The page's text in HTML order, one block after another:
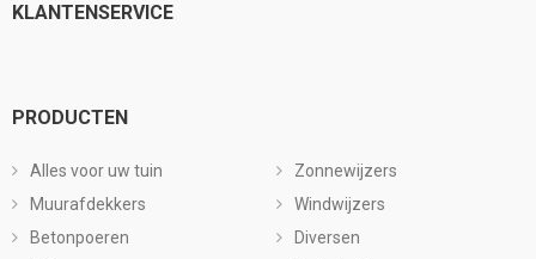
KLANTENSERVICE
PRODUCTEN
Alles voor uw tuin
Muurafdekkers
Betonpoeren
Zonnewijzers
Windwijzers
Diversen